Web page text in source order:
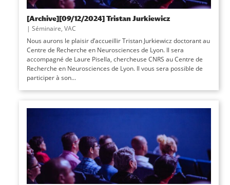
[Archive][09/12/2024] Tristan Jurkiewicz
| Séminaire, VAC
Nous aurons le plaisir d’accueillir Tristan Jurkiewicz doctorant au
Centre de Recherche en Neurosciences de Lyon. Il sera
accompagné de Laure Pisella, chercheuse CNRS au Centre de
Recherche en Neurosciences de Lyon. Il vous sera possible de
participer à son...